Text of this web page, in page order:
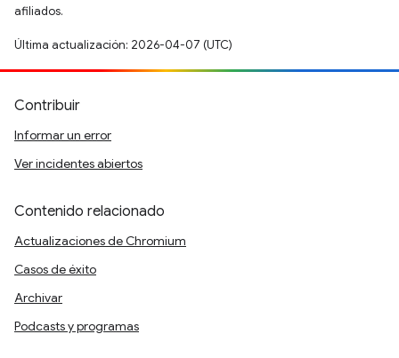
afiliados.
Última actualización: 2026-04-07 (UTC)
Contribuir
Informar un error
Ver incidentes abiertos
Contenido relacionado
Actualizaciones de Chromium
Casos de éxito
Archivar
Podcasts y programas